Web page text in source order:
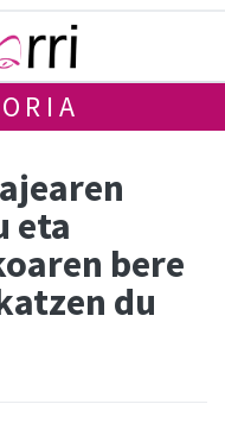
eta
bere
du